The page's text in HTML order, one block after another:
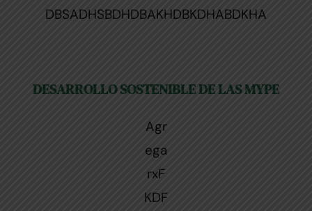
DBSADHSBDHDBAKHDBKDHABDKHA
DESARROLLO SOSTENIBLE DE LAS MYPE
Agr
ega
rxF
KDF